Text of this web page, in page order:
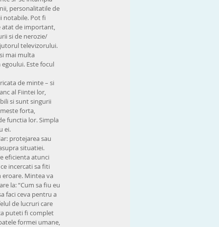
personalitatile de
notabile. Pot fi
atat de important,
si de nerozie/
televizorului.
mai multa
Este focul
de minte – si
al Fiintei lor,
si sunt singurii
forta,
functia lor. Simpla
ei.
protejarea sau
situatiei.
eficienta atunci
incercati sa fiti
eroare. Mintea va
la: “Cum sa fiu eu
faci ceva pentru a
de lucruri care
puteti fi complet
formei umane,